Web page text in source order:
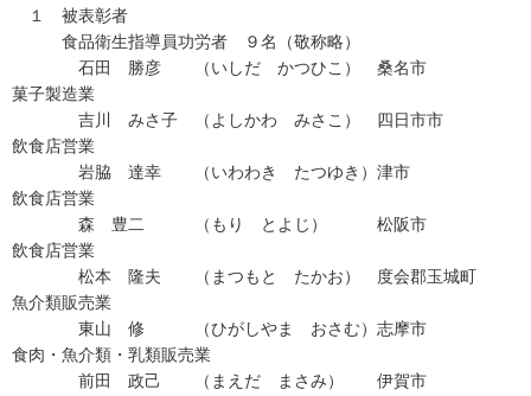
１ 被表彰者
食品衛生指導員功労者 ９名（敬称略）
石田 勝彦 （いしだ かつひこ） 桑名市
菓子製造業
吉川 みさ子 （よしかわ みさこ） 四日市市
飲食店営業
岩脇 達幸 （いわわき たつゆき）津市
飲食店営業
森 豊二 （もり とよじ） 松阪市
飲食店営業
松本 隆夫 （まつもと たかお） 度会郡玉城町
魚介類販売業
東山 修 （ひがしやま おさむ）志摩市
食肉・魚介類・乳類販売業
前田 政己 （まえだ まさみ） 伊賀市